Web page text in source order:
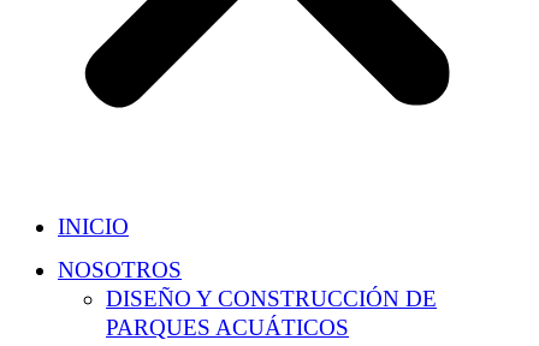
INICIO
NOSOTROS
DISEÑO Y CONSTRUCCIÓN DE
PARQUES ACUÁTICOS